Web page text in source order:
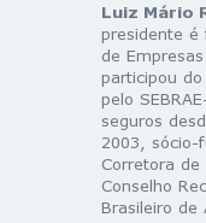
Luiz Mário
presidente é
de
participou do
pelo
seguros
2003, sócio-
Corretora
Conselho
Brasileiro de